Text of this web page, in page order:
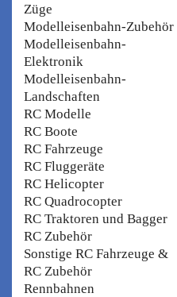
Züge
Modelleisenbahn-Zubehör
Modelleisenbahn-
Elektronik
Modelleisenbahn-
Landschaften
RC Modelle
RC Boote
RC Fahrzeuge
RC Fluggeräte
RC Helicopter
RC Quadrocopter
RC Traktoren und Bagger
RC Zubehör
Sonstige RC Fahrzeuge &
RC Zubehör
Rennbahnen